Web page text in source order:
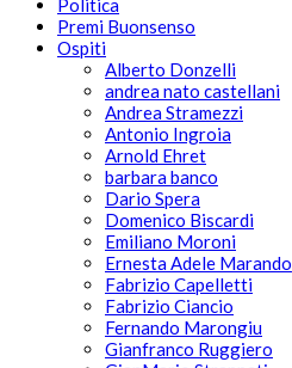
Politica
Premi Buonsenso
Ospiti
Alberto Donzelli
andrea nato castellani
Andrea Stramezzi
Antonio Ingroia
Arnold Ehret
barbara banco
Dario Spera
Domenico Biscardi
Emiliano Moroni
Ernesta Adele Marando
Fabrizio Capelletti
Fabrizio Ciancio
Fernando Marongiu
Gianfranco Ruggiero